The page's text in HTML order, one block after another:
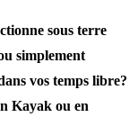
sous terre
simplement
vos temps libre?
Kayak ou en